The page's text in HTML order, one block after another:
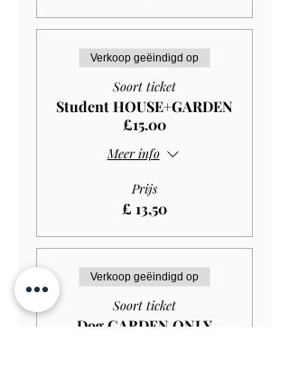
Verkoop geëindigd op
Soort ticket
Student HOUSE+GARDEN
£15.00
Meer info
Prijs
£ 13,50
Verkoop geëindigd op
Soort ticket
Dog GARDEN ONLY